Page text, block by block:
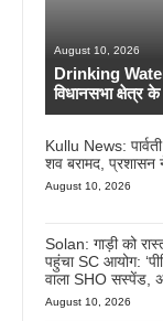
August 10, 2026
Drinking Water
विधानसभा क्षेत्र
Kullu News:
शव बरामद, प्रशासन
August 10, 2026
Solan: गाड़ी को
पहुंचा SC आयोग:
वाला SHO सस्पेंड,
August 10, 2026